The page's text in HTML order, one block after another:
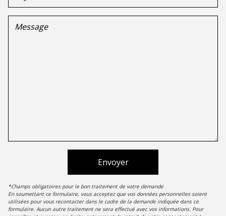
Envoyer
*Champs obligatoires pour le bon traitement de votre demande
En soumettant ce formulaire, vous acceptez que vos données personnelles soient
utilisées pour vous recontacter dans le cadre de la demande indiquée dans ce
formulaire. Aucun autre traitement ne sera effectué avec vos informations. Pour